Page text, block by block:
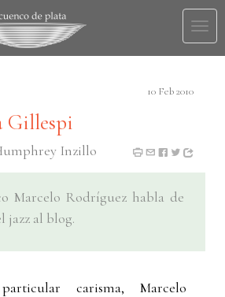
10 Feb 2010
Gillespi
Inzillo
Marcelo Rodríguez habla de
jazz al blog.
carisma, Marcelo